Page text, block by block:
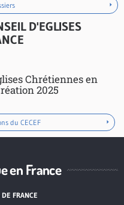
D'EGLISES
Chrétiennes en
2025
du CECEF
en France
FRANCE